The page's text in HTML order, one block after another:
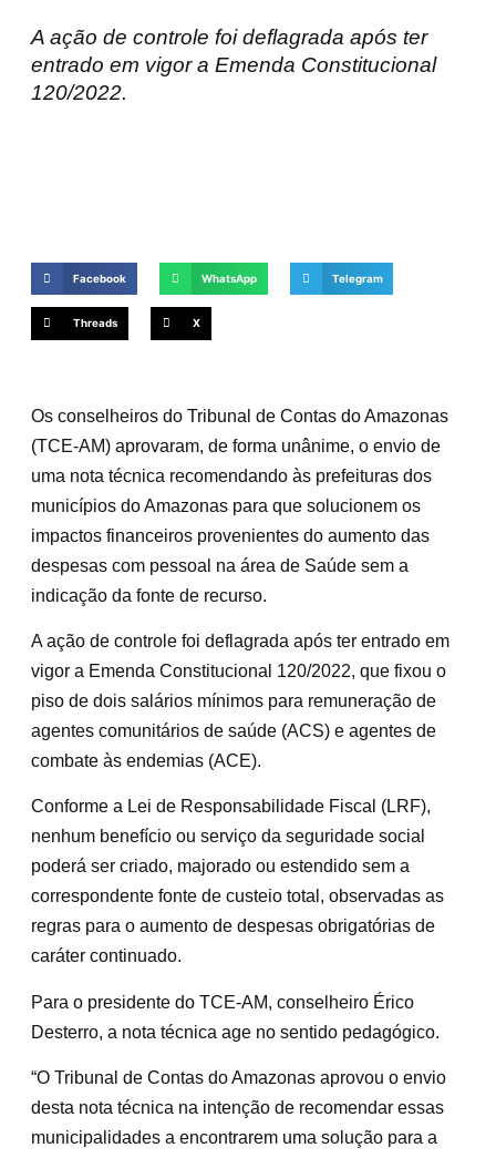
A ação de controle foi deflagrada após ter
entrado em vigor a Emenda Constitucional
120/2022.
Facebook WhatsApp Telegram
Threads X
Os conselheiros do Tribunal de Contas do Amazonas
(TCE-AM) aprovaram, de forma unânime, o envio de
uma nota técnica recomendando às prefeituras dos
municípios do Amazonas para que solucionem os
impactos financeiros provenientes do aumento das
despesas com pessoal na área de Saúde sem a
indicação da fonte de recurso.
A ação de controle foi deflagrada após ter entrado em
vigor a Emenda Constitucional 120/2022, que fixou o
piso de dois salários mínimos para remuneração de
agentes comunitários de saúde (ACS) e agentes de
combate às endemias (ACE).
Conforme a Lei de Responsabilidade Fiscal (LRF),
nenhum benefício ou serviço da seguridade social
poderá ser criado, majorado ou estendido sem a
correspondente fonte de custeio total, observadas as
regras para o aumento de despesas obrigatórias de
caráter continuado.
Para o presidente do TCE-AM, conselheiro Érico
Desterro, a nota técnica age no sentido pedagógico.
“O Tribunal de Contas do Amazonas aprovou o envio
desta nota técnica na intenção de recomendar essas
municipalidades a encontrarem uma solução para a